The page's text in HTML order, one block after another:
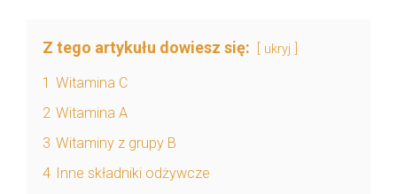
Z tego artykułu dowiesz się: ukryj
1 Witamina C
2 Witamina A
3 Witaminy z grupy B
4 Inne składniki odżywcze